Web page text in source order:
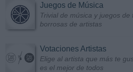
Juegos de Música
Trivial de música y juegos
borrosas de artistas
Votaciones Artistas
Elige al artista que más te
es el mejor de todos